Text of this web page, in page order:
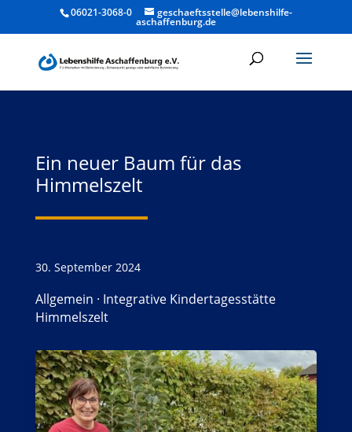
06021-3068-0 geschaeftsstelle@lebenshilfe-
aschaffenburg.de
Ein neuer Baum für das
Himmelszelt
30. September 2024
Allgemein · Integrative Kindertagesstätte
Himmelszelt